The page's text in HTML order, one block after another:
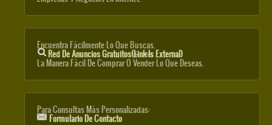
Encuentra Fácilmente Lo Que Buscas.
Red De Anuncios Gratuitos(link Is External)
La Manera Fácil De Comprar O Vender Lo Que Deseas.
Para Consultas Más Personalizadas:
Formulario De Contacto